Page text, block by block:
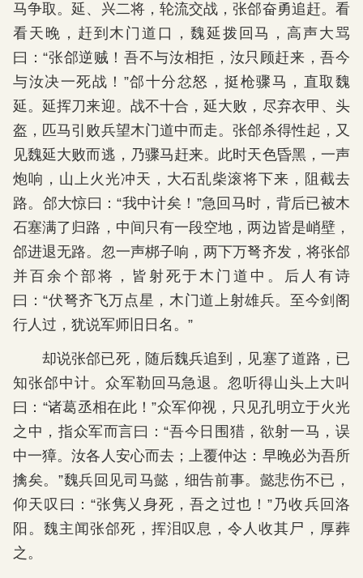
马争取。延、兴二将，轮流交战，张郃奋勇追赶。看
看天晚，赶到木门道口，魏延拨回马，高声大骂
曰：“张郃逆贼！吾不与汝相拒，汝只顾赶来，吾今
与汝决一死战！”郃十分忿怒，挺枪骤马，直取魏
延。延挥刀来迎。战不十合，延大败，尽弃衣甲、头
盔，匹马引败兵望木门道中而走。张郃杀得性起，又
见魏延大败而逃，乃骤马赶来。此时天色昏黑，一声
炮响，山上火光冲天，大石乱柴滚将下来，阻截去
路。郃大惊曰：“我中计矣！”急回马时，背后已被木
石塞满了归路，中间只有一段空地，两边皆是峭壁，
郃进退无路。忽一声梆子响，两下万弩齐发，将张郃
并百余个部将，皆射死于木门道中。后人有诗
曰：“伏弩齐飞万点星，木门道上射雄兵。至今剑阁
行人过，犹说军师旧日名。”
却说张郃已死，随后魏兵追到，见塞了道路，已
知张郃中计。众军勒回马急退。忽听得山头上大叫
曰：“诸葛丞相在此！”众军仰视，只见孔明立于火光
之中，指众军而言曰：“吾今日围猎，欲射一马，误
中一獐。汝各人安心而去；上覆仲达：早晚必为吾所
擒矣。”魏兵回见司马懿，细告前事。懿悲伤不已，
仰天叹曰：“张隽乂身死，吾之过也！”乃收兵回洛
阳。魏主闻张郃死，挥泪叹息，令人收其尸，厚葬
之。